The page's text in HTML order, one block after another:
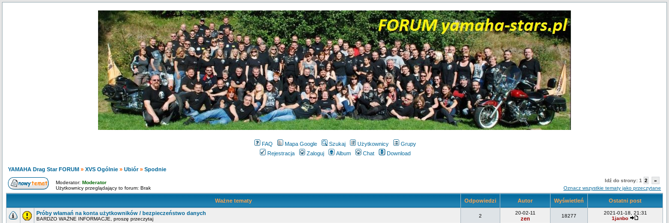
FAQ Mapa Google Szukaj Użytkownicy
Grupy
Rejestracja
Zaloguj Album Chat Download
YAMAHA Drag Star FORUM » XVS Ogólnie » Ubiór» Spodnie
Moderator: Moderator
Użytkownicy przeglądający to forum: Brak
Idź do strony: 1 2
»
Oznacz wszystkie tematy jako przeczytane
Ważne tematy Odpowiedzi Autor Wyświetleń Ostatni post
Próby włamań na konta użytkowników / bezpieczeństwo danych
BARDZO WAŻNE INFORMACJE, proszę przeczytaj
2
20-02-11
zen 18277
2021-01-18, 21:31
1janbo